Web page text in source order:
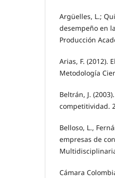
Argüelles, L.;
desempeño en
Producción
Arias, F. (2012).
Metodología
Beltrán, J.
competitividad.
Belloso, L.,
empresas de
Cámara